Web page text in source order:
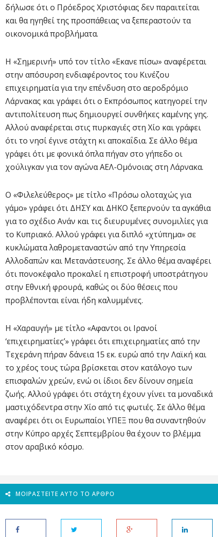
δήλωσε ότι ο Πρόεδρος Χριστόφιας δεν παραιτείται
και θα ηγηθεί της προσπάθειας να ξεπεραστούν τα
οικονομικά προβλήματα.
Η «Σημερινή» υπό τον τίτλο «Εκανε πίσω» αναφέρεται
στην απόσυρση ενδιαφέροντος του Κινέζου
επιχειρηματία για την επένδυση στο αεροδρόμιο
Λάρνακας και γράφει ότι ο Εκπρόσωπος κατηγορεί την
αντιπολίτευση πως δημιουργεί συνθήκες καμένης γης.
Αλλού αναφέρεται στις πυρκαγιές στη Χίο και γράφει
ότι το νησί έγινε στάχτη κι αποκαΐδια. Σε άλλο θέμα
γράφει ότι με φονικά όπλα πήγαν στο γήπεδο οι
χούλιγκαν για τον αγώνα ΑΕΛ-Ομόνοιας στη Λάρνακα.
Ο «Φιλελεύθερος» με τίτλο «Πρόσω ολοταχώς για
γάμο» γράφει ότι ΔΗΣΥ και ΔΗΚΟ ξεπερνούν τα αγκάθια
για το σχέδιο Ανάν και τις διευρυμένες συνομιλίες για
το Κυπριακό. Αλλού γράφει για διπλό «χτύπημα» σε
κυκλώματα λαθρομεταναστών από την Υπηρεσία
Αλλοδαπών και Μετανάστευσης. Σε άλλο θέμα αναφέρει
ότι πονοκέφαλο προκαλεί η επιστροφή υποστράτηγου
στην Εθνική φρουρά, καθώς οι δύο θέσεις που
προβλέπονται είναι ήδη καλυμμένες.
Η «Χαραυγή» με τίτλο «Αφαντοι οι Ιρανοί
‘επιχειρηματίες’» γράφει ότι επιχειρηματίες από την
Τεχεράνη πήραν δάνεια 15 εκ. ευρώ από την Λαϊκή και
το χρέος τους τώρα βρίσκεται στον κατάλογο των
επισφαλών χρεών, ενώ οι ίδιοι δεν δίνουν σημεία
ζωής. Αλλού γράφει ότι στάχτη έχουν γίνει τα μοναδικά
μαστιχόδεντρα στην Χίο από τις φωτιές. Σε άλλο θέμα
αναφέρει ότι οι Ευρωπαίοι ΥΠΕΞ που θα συναντηθούν
στην Κύπρο αρχές Σεπτεμβρίου θα έχουν το βλέμμα
στον αραβικό κόσμο.
ΜΟΙΡΑΣΤΕΊΤΕ ΑΥΤΌ ΤΟ ΆΡΘΡΟ